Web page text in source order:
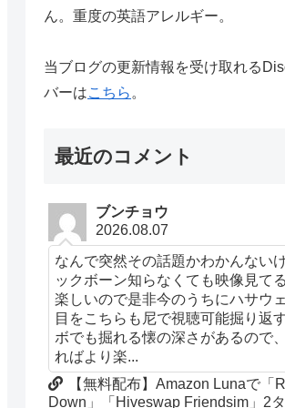
ん。重度の英語アレルギー。
当ブログの更新情報を受け取れる
バーはこちら 。
最近のコメント
ブンチョウ
2026.08.07
なんで突然その話題かわかんない
ックボーン知らなくても映像見て
楽しいので是非今のうちにハサウ
目をこちらも尼で視聴可能掘り返
ボでも掘れる懐の深さがあるので
ればより楽...
【無料配布】Amazon Lunaで「
Down」「Hiveswap Friendsim」2